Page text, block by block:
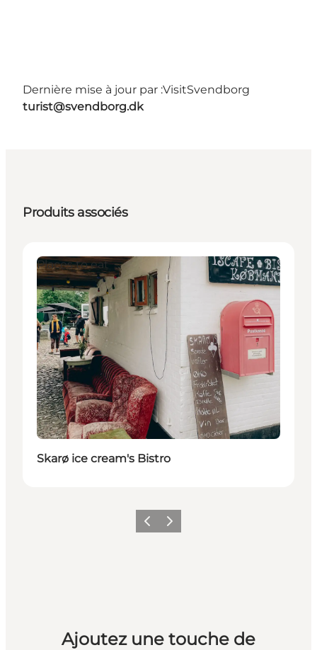
Dernière mise à jour par :VisitSvendborg
turist@svendborg.dk
Produits associés
Places to eat
Skarø ice cream's Bistro
PrécédentSuivant
Ajoutez une touche de